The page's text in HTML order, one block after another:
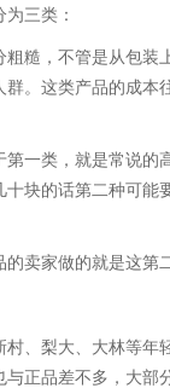
三类：
糙，不管是从包
。这类产品的成
一类，就是常说的
块的话第二种可
卖家做的就是这第
、梨大、大林等
正品差不多，大